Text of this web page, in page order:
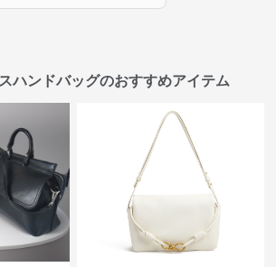
ハンドバッグのおすすめアイテム